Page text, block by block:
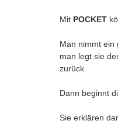
Mit POCKET
Man nimmt ein
man legt sie
zurück.
Dann beginnt
Sie erklären